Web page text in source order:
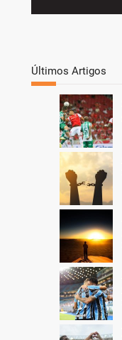
Últimos Artigos